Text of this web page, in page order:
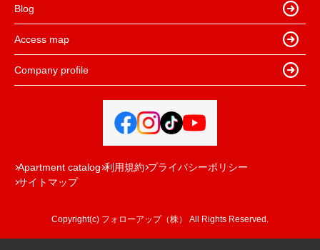
Blog
Access map
Company profile
Apartment catalog 利用規約 プライバシーポリシー
サイトマップ
Copyright(c) フォローアップ（株） All Rights Reserved.